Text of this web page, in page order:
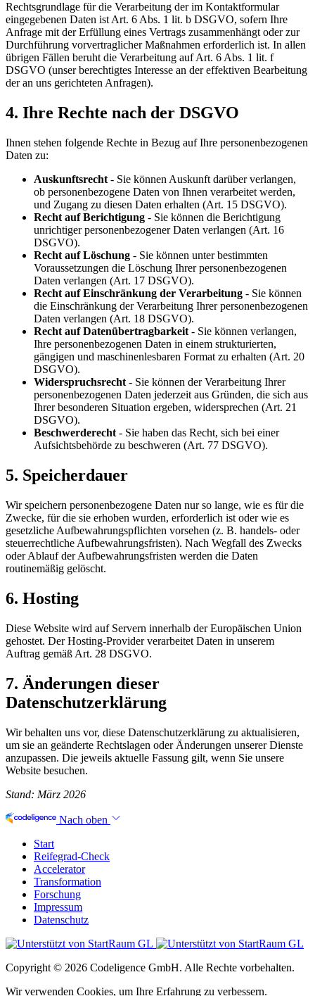
Rechtsgrundlage für die Verarbeitung der im Kontaktformular
eingegebenen Daten ist Art. 6 Abs. 1 lit. b DSGVO, sofern Ihre
Anfrage mit der Erfüllung eines Vertrags zusammenhängt oder zur
Durchführung vorvertraglicher Maßnahmen erforderlich ist. In allen
übrigen Fällen beruht die Verarbeitung auf Art. 6 Abs. 1 lit. f
DSGVO (unser berechtigtes Interesse an der effektiven Bearbeitung
der an uns gerichteten Anfragen).
4. Ihre Rechte nach der DSGVO
Ihnen stehen folgende Rechte in Bezug auf Ihre personenbezogenen
Daten zu:
Auskunftsrecht - Sie können Auskunft darüber verlangen,
ob personenbezogene Daten von Ihnen verarbeitet werden,
und Zugang zu diesen Daten erhalten (Art. 15 DSGVO).
Recht auf Berichtigung - Sie können die Berichtigung
unrichtiger personenbezogener Daten verlangen (Art. 16
DSGVO).
Recht auf Löschung - Sie können unter bestimmten
Voraussetzungen die Löschung Ihrer personenbezogenen
Daten verlangen (Art. 17 DSGVO).
Recht auf Einschränkung der Verarbeitung - Sie können
die Einschränkung der Verarbeitung Ihrer personenbezogenen
Daten verlangen (Art. 18 DSGVO).
Recht auf Datenübertragbarkeit - Sie können verlangen,
Ihre personenbezogenen Daten in einem strukturierten,
gängigen und maschinenlesbaren Format zu erhalten (Art. 20
DSGVO).
Widerspruchsrecht - Sie können der Verarbeitung Ihrer
personenbezogenen Daten jederzeit aus Gründen, die sich aus
Ihrer besonderen Situation ergeben, widersprechen (Art. 21
DSGVO).
Beschwerderecht - Sie haben das Recht, sich bei einer
Aufsichtsbehörde zu beschweren (Art. 77 DSGVO).
5. Speicherdauer
Wir speichern personenbezogene Daten nur so lange, wie es für die
Zwecke, für die sie erhoben wurden, erforderlich ist oder wie es
gesetzliche Aufbewahrungspflichten vorsehen (z. B. handels- oder
steuerrechtliche Aufbewahrungsfristen). Nach Wegfall des Zwecks
oder Ablauf der Aufbewahrungsfristen werden die Daten
routinemäßig gelöscht.
6. Hosting
Diese Website wird auf Servern innerhalb der Europäischen Union
gehostet. Der Hosting-Provider verarbeitet Daten in unserem
Auftrag gemäß Art. 28 DSGVO.
7. Änderungen dieser
Datenschutzerklärung
Wir behalten uns vor, diese Datenschutzerklärung zu aktualisieren,
um sie an geänderte Rechtslagen oder Änderungen unserer Dienste
anzupassen. Die jeweils aktuelle Fassung gilt, wenn Sie unsere
Website besuchen.
Stand: März 2026
Nach oben
Start
Reifegrad-Check
Accelerator
Transformation
Forschung
Impressum
Datenschutz
Copyright © 2026 Codeligence GmbH. Alle Rechte vorbehalten.
Wir verwenden Cookies, um Ihre Erfahrung zu verbessern.